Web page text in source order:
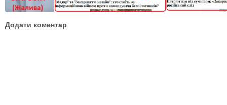
Додати коментар